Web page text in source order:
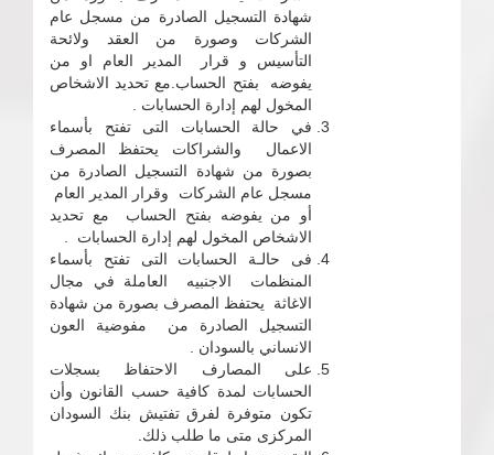
شهادة التسجيل الصادرة من مسجل عام
الشركات وصورة من العقد ولائحة
التأسيس و قرار المدير العام او من
يفوضه بفتح الحساب.مع تحديد الاشخاص
المخول لهم إدارة الحسابات .
في حالة الحسابات التى تفتح بأسماء
الاعمال والشراكات يحتفظ المصرف
بصورة من شهادة التسجيل الصادرة من
مسجل عام الشركات وقرار المدير العام
أو من يفوضه بفتح الحساب مع تحديد
الاشخاص المخول لهم إدارة الحسابات .
فى حالـة الحسابات التى تفتح بأسماء
المنظمات الاجنبيه العاملة في مجال
الاغاثة يحتفظ المصرف بصورة من شهادة
التسجيل الصادرة من مفوضية العون
الانساني بالسودان .
على المصارف الاحتفاظ بسجلات
الحسابات لمدة كافية حسب القانون وأن
تكون متوفرة لفرق تفتيش بنك السودان
المركزى متى ما طلب ذلك.